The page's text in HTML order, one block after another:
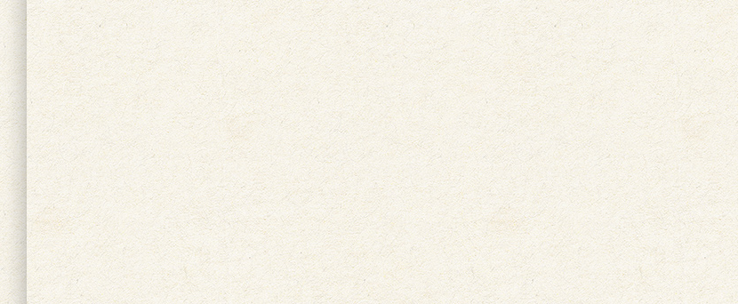
稿
の
ペ
ー
ジ
送